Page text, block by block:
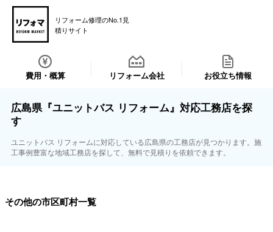
リフォーム修理のNo.1見
積りサイト
費用・概算 リフォーム会社 お役立ち情報
広島県『ユニットバス リフォーム』対応工務店を探
す
ユニットバス リフォームに対応している広島県の工務店が見つかります。施
工事例豊富な地域工務店を探して、無料で見積りを依頼できます。
その他の市区町村一覧